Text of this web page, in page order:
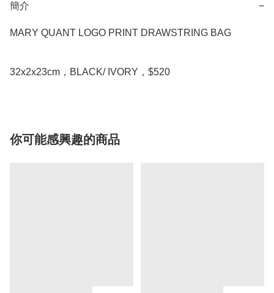
簡介 −
MARY QUANT LOGO PRINT DRAWSTRING BAG
你可能感興趣的商品